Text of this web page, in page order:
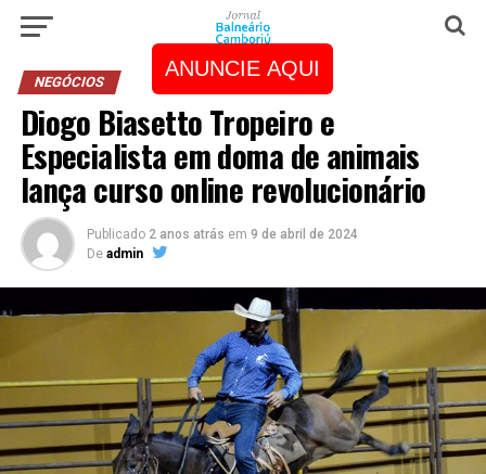
ANUNCIE AQUI
NEGÓCIOS
Diogo Biasetto Tropeiro e
Especialista em doma de animais
lança curso online revolucionário
Publicado 2 anos atrás em 9 de abril de 2024
De admin